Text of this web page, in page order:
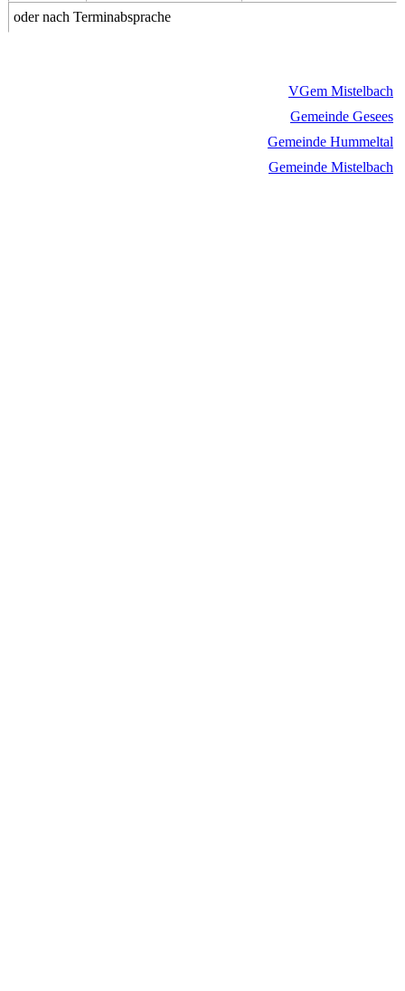
oder nach Terminabsprache
VGem Mistelbach
Gemeinde Gesees
Gemeinde Hummeltal
Gemeinde Mistelbach